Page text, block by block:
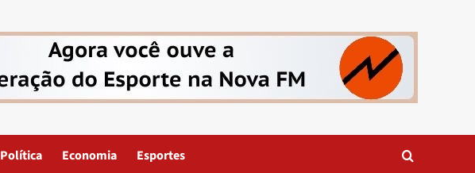
Política Economia Esportes